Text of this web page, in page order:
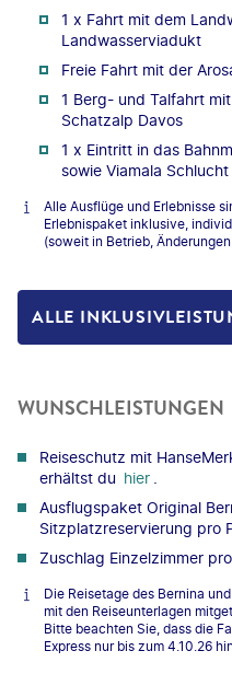
1 x Fahrt mit dem
Landwasserviadukt
Freie Fahrt mit der
1 Berg- und Talfahrt
Schatzalp Davos
1 x Eintritt in das
sowie Viamala Schlucht
Alle Ausflüge und Erlebnisse
Erlebnispaket inklusive,
(soweit in Betrieb,
ALLE
WUNSCHLEISTUNGEN
Reiseschutz mit
erhältst du hier
Ausflugspaket Original
Sitzplatzreservierung pro
Zuschlag Einzelzimmer
Die Reisetage des Bernina
mit den Reiseunterlagen
Bitte beachten Sie, dass die
Express nur bis zum 4.10.26